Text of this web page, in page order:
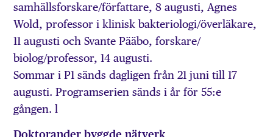
samhällsforskare/författare, 8 augusti, Agnes
Wold, professor i klinisk bakteriologi/överläkare,
11 augusti och Svante Pääbo, forskare/
biolog/professor, 14 augusti.
Sommar i P1 sänds dagligen från 21 juni till 17
augusti. Programserien sänds i år för 55:e
gången. l